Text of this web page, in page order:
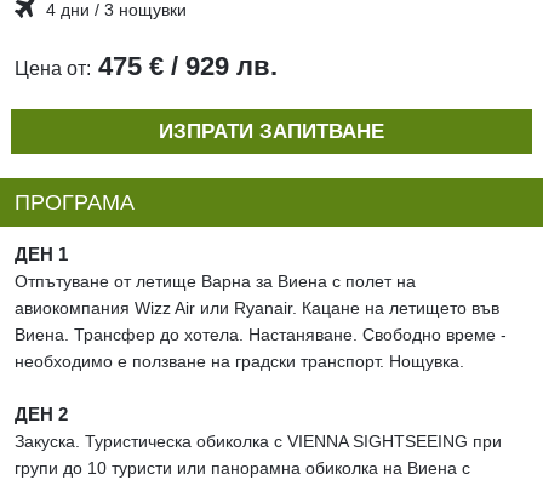
4 дни / 3 нощувки
Цена от: 475 € / 929 лв.
ИЗПРАТИ ЗАПИТВАНЕ
ПРОГРАМА
ДЕН 1
Отпътуване от летище Варна за Виена с полет на
авиокомпания Wizz Air или Ryanair. Кацане на летището във
Виена. Трансфер до хотела. Настаняване. Свободно време -
необходимо е ползване на градски транспорт. Нощувка.
ДЕН 2
Закуска. Туристическа обиколка с VIENNA SIGHTSEEING при
групи до 10 туристи или панорамна обиколка на Виена с